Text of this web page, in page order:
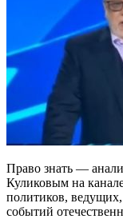
Право знать —
Куликовым на
политиков,
событий